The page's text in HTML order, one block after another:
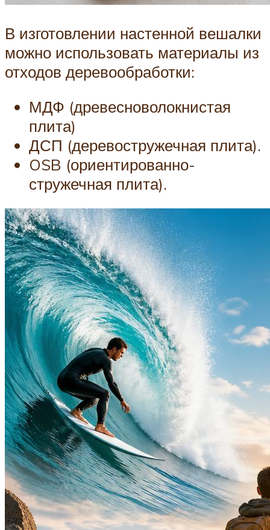
В изготовлении настенной вешалки
можно использовать материалы из
отходов деревообработки:
МДФ (древесноволокнистая
плита)
ДСП (деревостружечная плита).
OSB (ориентированно-
стружечная плита).